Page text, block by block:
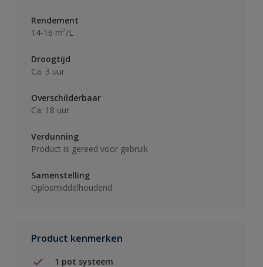
Rendement
14-16 m²/L
Droogtijd
Ca. 3 uur
Overschilderbaar
Ca. 18 uur
Verdunning
Product is gereed voor gebruik
Samenstelling
Oplosmiddelhoudend
Product kenmerken
1 pot systeem